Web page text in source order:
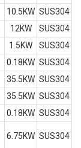
10.5KW SUS304
12KW
SUS304
1.5KW
SUS304
0.18KW SUS304
35.5KW SUS304
35.5KW SUS304
0.18KW SUS304
6.75KW SUS304